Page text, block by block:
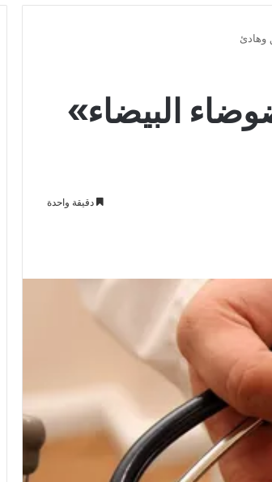
وهادئ
البيضاء»
دقيقة واحدة